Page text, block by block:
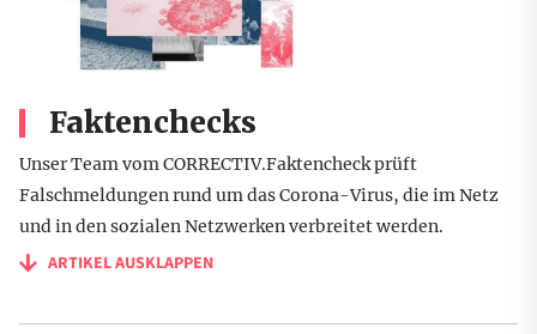
Faktenchecks
Unser Team vom CORRECTIV.Faktencheck prüft
Falschmeldungen rund um das Corona-Virus, die im Netz
und in den sozialen Netzwerken verbreitet werden.
ARTIKEL AUSKLAPPEN